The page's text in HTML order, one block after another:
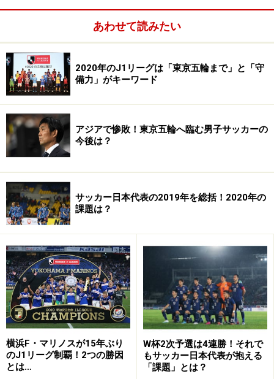
み取れたからだ。このため、今回は20試合としてみた。
ポイントはそれぞれ10に設定。
五つ目の外国人選手は、戦力をアップさせる有効な手立
てだ。ポイントはひとり当たり15とした。ケガなどで試
合に出ていない選手もカウントするが、日本に帰化した
選手、Jリーグの登録において外国人に扱われない選手
は含んでいない。
にするために、以下のデータを三つ追加する。
（6）J1リーグ100試合以上出場選手の総数＝ひとり5ポ
イント
（7）J1リーグ200試合以上出場選手の総数＝ひとり10ポ
イント
（8）J1リーグ300試合以上出場選手の総数＝ひとり15ポ
イント
200試合以上出場の選手は（6）に含まず、（7）だけと
する。300試合以上出場の選手も同様に（5）、（6）に
は含まれない。数字は2015年シーズン開幕前のものとす
あわせて読みたい
2020年のJ1リーグは「東京五輪まで」と「守
備力」がキーワード
アジアで惨敗！東京五輪へ臨む男子サッカーの
今後は？
サッカー日本代表の2019年を総括！2020年の
課題は？
横浜F・マリノスが15年ぶり
のJ1リーグ制覇！2つの勝因
とは…
W杯2次予選は4連勝！それで
もサッカー日本代表が抱える
「課題」とは？